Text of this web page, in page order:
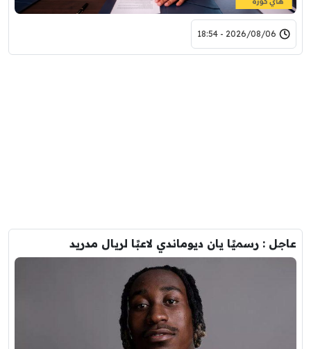
2026/08/06 - 18:54
عاجل : رسميًا يان ديوماندي لاعبًا لريال مدريد